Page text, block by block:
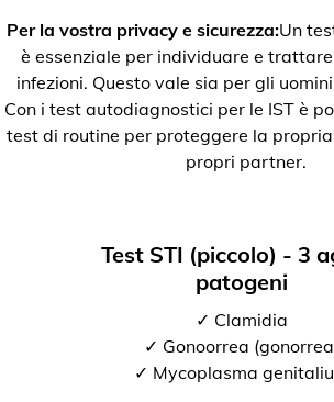
Per la vostra privacy e sicurezza:Un
è essenziale per individuare e
infezioni. Questo vale sia per gli
Con i test autodiagnostici per le IST è
test di routine per proteggere la
propri partner.
Test STI (piccolo) - 3
patogeni
✓ Clamidia
✓ Gonoorrea
✓ Mycoplasma